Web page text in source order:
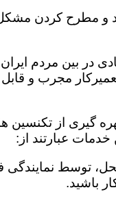
مطرح کردن مشکل
در بین مردم
مجرب و قابل
گیری از
عبارتند از:
توسط
باشید.